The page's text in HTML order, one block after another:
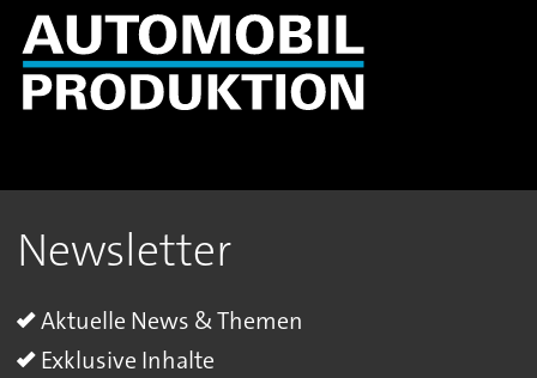
Newsletter
Aktuelle News & Themen
Exklusive Inhalte